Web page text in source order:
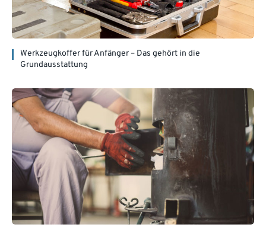
Werkzeugkoffer für Anfänger – Das gehört in die
Grundausstattung